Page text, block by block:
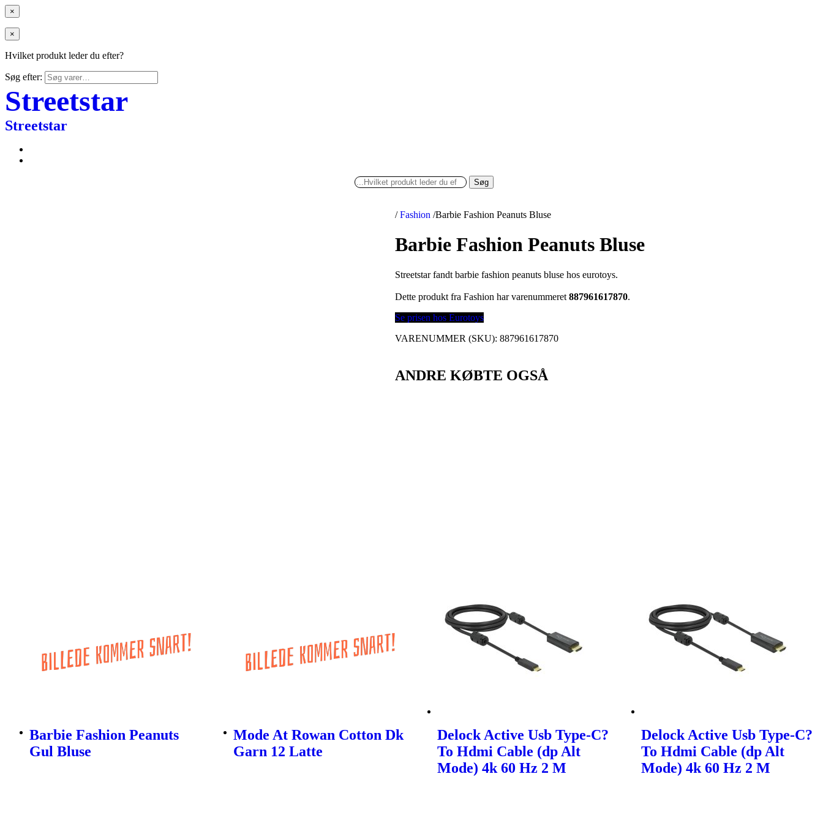
×
×
Hvilket produkt leder du efter?
Søg efter:
Streetstar
Streetstar
Søg
/ Fashion /Barbie Fashion Peanuts Bluse
Barbie Fashion Peanuts Bluse
Streetstar fandt barbie fashion peanuts bluse hos eurotoys.
Dette produkt fra Fashion har varenummeret887961617870.
Se prisen hos Eurotoys
VARENUMMER (SKU):887961617870
ANDRE KØBTE OGSÅ
Barbie Fashion Peanuts
Gul Bluse
Mode At Rowan Cotton Dk
Garn 12 Latte
Delock Active Usb Type-C?
To Hdmi Cable (dp Alt
Mode) 4k 60 Hz 2 M
Delock Active Usb Type-C?
To Hdmi Cable (dp Alt
Mode) 4k 60 Hz 2 M